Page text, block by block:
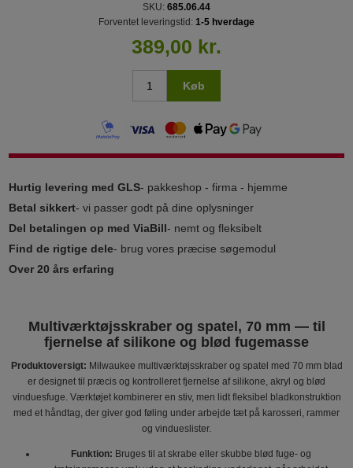
SKU: 685.06.44
Forventet leveringstid: 1-5 hverdage
389,00 kr.
Køb
Hurtig levering med GLS- pakkeshop - firma - hjemme
Betal sikkert- vi passer godt på dine oplysninger
Del betalingen op med ViaBill- nemt og fleksibelt
Find de rigtige dele- brug vores præcise søgemodul
Over 20 års erfaring
Multiværktøjsskraber og spatel, 70 mm — til
fjernelse af silikone og blød fugemasse
Produktoversigt: Milwaukee multiværktøjsskraber og spatel med 70 mm blad
er designet til præcis og kontrolleret fjernelse af silikone, akryl og blød
vinduesfuge. Værktøjet kombinerer en stiv, men lidt fleksibel bladkonstruktion
med et håndtag, der giver god føling under arbejde tæt på karosseri, rammer
og vindueslister.
Funktion: Bruges til at skrabe eller skubbe blød fuge- og